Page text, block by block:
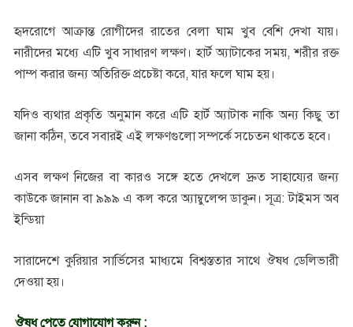
হৃদরোগে আক্রান্ত রোগীদের রাতের বেলা ঘাম খুব বেশি দেখা যায়।
নারীদের মধ্যে এটি খুব সাধারণ লক্ষণ। হার্ট অ্যাটাকের সময়, শরীর রক্ত
পাম্প করার জন্য অতিরিক্ত প্রচেষ্টা করে, যার ফলে ঘাম হয়।
যদিও ব্যথার প্রকৃতি অনুমান করে এটি হার্ট অ্যাটাক নাকি অন্য কিছু তা
জানা কঠিন, তবে সবারই এই লক্ষণগুলো সম্পর্কে সচেতন থাকতে হবে।
এসব লক্ষণ নিজের বা কারও সঙ্গে হতে দেখলে দ্রুত সাহায্যের জন্য
কাউকে জানান বা ৯৯৯ এ কল করে অ্যাম্বুলেন্স ডাকুন। সূত্র: টাইমস অব
ইন্ডিয়া
সারাদেশে কুরিয়ার সার্ভিসের মাধ্যমে বিশ্বস্ততার সাথে ঔষধ ডেলিভারী
দেওয়া হয়।
ঔষধ পেতে যোগাযোগ করুন :